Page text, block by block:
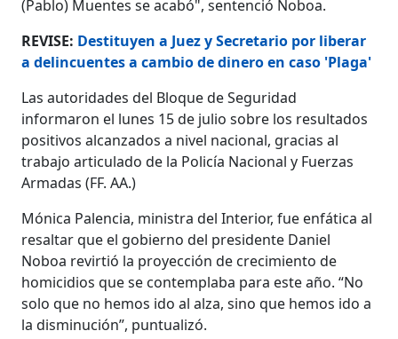
(Pablo) Muentes se acabó", sentenció Noboa.
REVISE: Destituyen a Juez y Secretario por liberar
a delincuentes a cambio de dinero en caso 'Plaga'
Las autoridades del Bloque de Seguridad
informaron el lunes 15 de julio sobre los resultados
positivos alcanzados a nivel nacional, gracias al
trabajo articulado de la Policía Nacional y Fuerzas
Armadas (FF. AA.)
Mónica Palencia, ministra del Interior, fue enfática al
resaltar que el gobierno del presidente Daniel
Noboa revirtió la proyección de crecimiento de
homicidios que se contemplaba para este año. “No
solo que no hemos ido al alza, sino que hemos ido a
la disminución”, puntualizó.